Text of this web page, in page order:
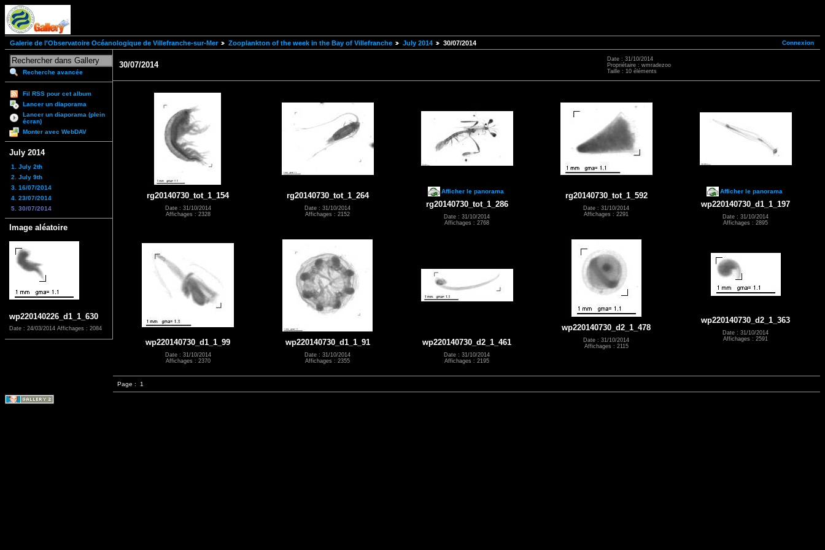
Connexion
Galerie de l'Observatoire Océanologique de Villefranche-sur-Mer Zooplankton of the week in the Bay of Villefranche July 2014 30/07/2014
Recherche avancée
Fil RSS pour cet album
Lancer un diaporama
Lancer un diaporama (plein
écran)
Monter avec WebDAV
July 2014
1. July 2th
2. July 9th
3. 16/07/2014
4. 23/07/2014
5. 30/07/2014
Image aléatoire
wp220140226_d1_1_630
Date : 24/03/2014 Affichages : 2084
30/07/2014
Date : 31/10/2014
Propriétaire : wmradezoo
Taille : 10 éléments
rg20140730_tot_1_154
Date : 31/10/2014
Affichages : 2328
rg20140730_tot_1_264
Date : 31/10/2014
Affichages : 2152
Afficher le panorama
rg20140730_tot_1_286
Date : 31/10/2014
Affichages : 2768
rg20140730_tot_1_592
Date : 31/10/2014
Affichages : 2291
Afficher le panorama
wp220140730_d1_1_197
Date : 31/10/2014
Affichages : 2895
wp220140730_d1_1_99
Date : 31/10/2014
Affichages : 2370
wp220140730_d1_1_91
Date : 31/10/2014
Affichages : 2355
wp220140730_d2_1_461
Date : 31/10/2014
Affichages : 2195
wp220140730_d2_1_478
Date : 31/10/2014
Affichages : 2115
wp220140730_d2_1_363
Date : 31/10/2014
Affichages : 2591
Page : 1